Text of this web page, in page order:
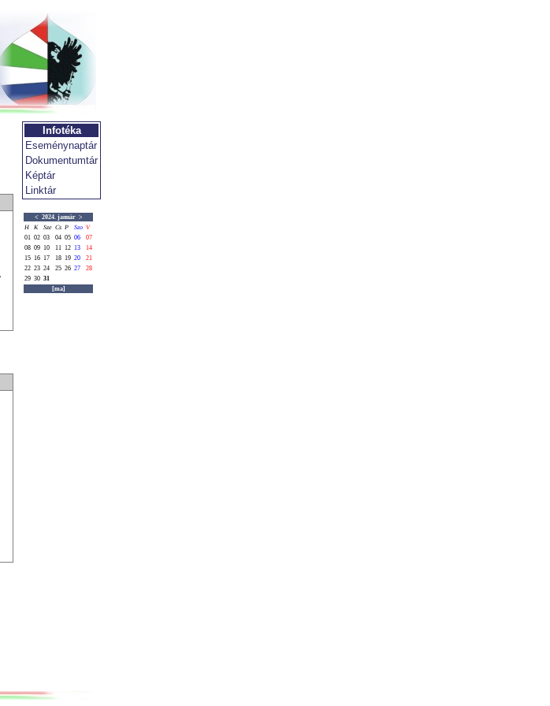
Infotéka
Eseménynaptár
Dokumentumtár
Képtár
Linktár
< 2024. január >
H
K Sze Cs P Szo V
01 02 03 04 05 06
07
08 09 10 11 12 13
14
15 16 17 18 19 20
21
22 23 24 25 26 27
28
29 30 31
[ma]